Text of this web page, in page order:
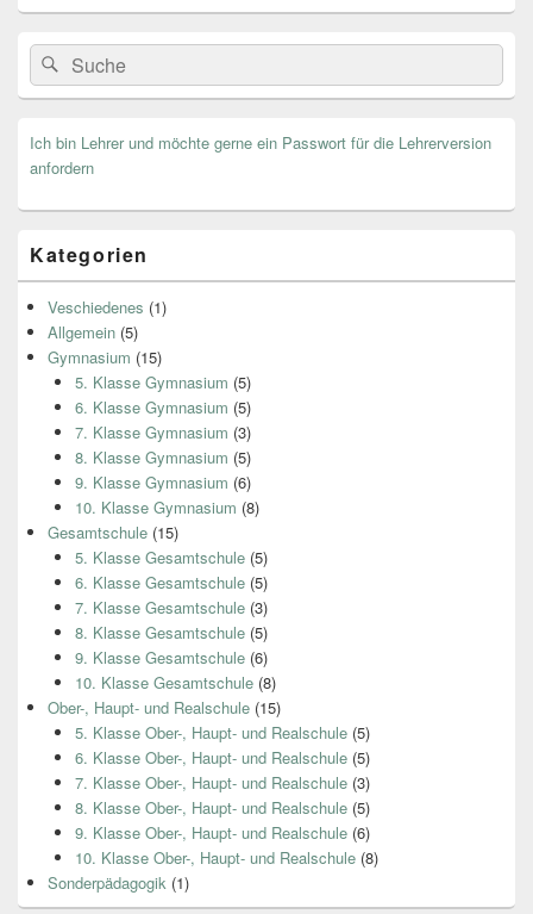
Search
for:
Suche
Ich bin Lehrer und möchte gerne ein Passwort für die Lehrerversion
anfordern
Kategorien
Veschiedenes (1)
Allgemein (5)
Gymnasium (15)
5. Klasse Gymnasium (5)
6. Klasse Gymnasium (5)
7. Klasse Gymnasium (3)
8. Klasse Gymnasium (5)
9. Klasse Gymnasium (6)
10. Klasse Gymnasium (8)
Gesamtschule (15)
5. Klasse Gesamtschule(5)
6. Klasse Gesamtschule(5)
7. Klasse Gesamtschule(3)
8. Klasse Gesamtschule(5)
9. Klasse Gesamtschule(6)
10. Klasse Gesamtschule(8)
Ober-, Haupt- und Realschule (15)
5. Klasse Ober-, Haupt- und Realschule(5)
6. Klasse Ober-, Haupt- und Realschule(5)
7. Klasse Ober-, Haupt- und Realschule(3)
8. Klasse Ober-, Haupt- und Realschule(5)
9. Klasse Ober-, Haupt- und Realschule(6)
10. Klasse Ober-, Haupt- und Realschule(8)
Sonderpädagogik (1)